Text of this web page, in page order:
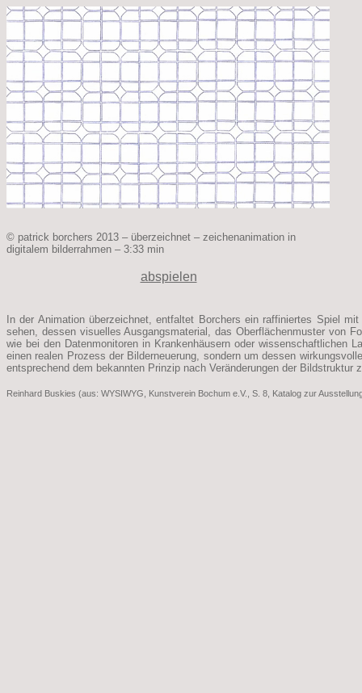
© patrick borchers 2013 – überzeichnet – zeichenanimation in
digitalem bilderrahmen – 3:33 min
abspielen
In der Animation überzeichnet, entfaltet Borchers ein raffiniertes Spiel
sehen, dessen visuelles Ausgangsmaterial, das Oberflächenmuster von
wie bei den Datenmonitoren in Krankenhäusern oder wissenschaftlichen
einen realen Prozess der Bilderneuerung, sondern um dessen
entsprechend dem bekannten Prinzip nach Veränderungen der Bildstruktur
Reinhard Buskies (aus: WYSIWYG, Kunstverein Bochum e.V., S. 8, Katalog zur